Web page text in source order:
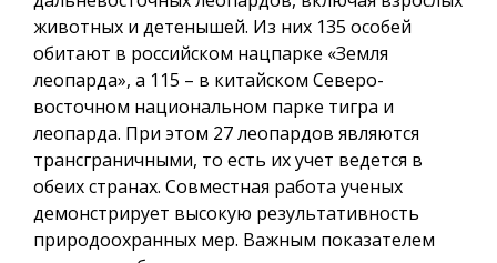
животных и детенышей. Из них 135 особей
обитают в российском нацпарке «Земля
леопарда», а 115 – в китайском Северо-
восточном национальном парке тигра и
леопарда. При этом 27 леопардов являются
трансграничными, то есть их учет ведется в
обеих странах. Совместная работа ученых
демонстрирует высокую результативность
природоохранных мер. Важным показателем